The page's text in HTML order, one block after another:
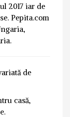
2017 iar de
Pepita.com
de
casă,